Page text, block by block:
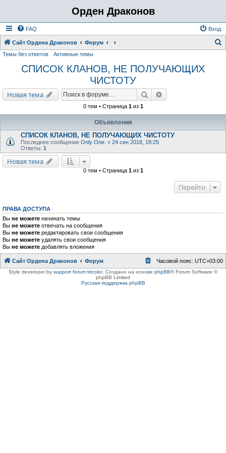
Орден Драконов
FAQ Вход
Сайт Ордена Драконов Форум
Темы без ответов Активные темы
СПИСОК КЛАНОВ, НЕ ПОЛУЧАЮЩИХ
ЧИСТОТУ
Новая тема Поиск
0 тем • Страница 1из 1
Объявления
СПИСОК КЛАНОВ, НЕ ПОЛУЧАЮЩИХ ЧИСТОТУ
Последнее сообщение Only One. « 24 сен 2018, 18:25
Ответы: 1
Новая тема
0 тем • Страница 1из 1
Перейти
ПРАВА ДОСТУПА
Вы не можете начинать темы
Вы не можете отвечать на сообщения
Вы не можете редактировать свои сообщения
Вы не можете удалять свои сообщения
Вы не можете добавлять вложения
Сайт Ордена Драконов Форум Часовой пояс: UTC+03:00
Style developer by support forum tricolor, Создано на основе phpBB® Forum Software ©
phpBB Limited
Русская поддержка phpBB